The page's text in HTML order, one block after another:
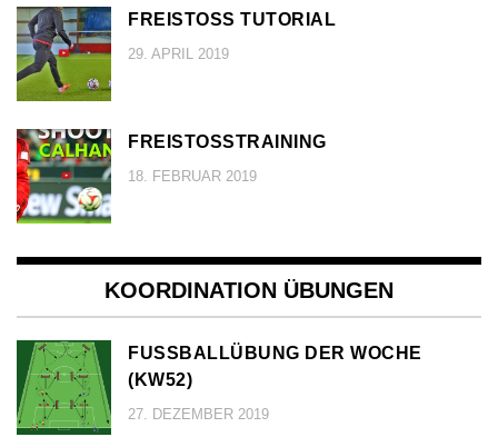
FREISTOSS TUTORIAL
29. APRIL 2019
FREISTOSSTRAINING
18. FEBRUAR 2019
KOORDINATION ÜBUNGEN
FUSSBALLÜBUNG DER WOCHE (
KW52)
27. DEZEMBER 2019